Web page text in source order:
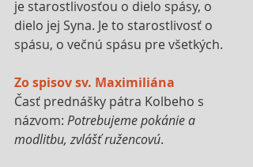
je starostlivosťou o dielo spásy, o
dielo jej Syna. Je to starostlivosť o
spásu, o večnú spásu pre všetkých.
Zo spisov sv. Maximiliána
Časť prednášky pátra Kolbeho s
názvom: Potrebujeme pokánie a
modlitbu, zvlášť ružencovú.